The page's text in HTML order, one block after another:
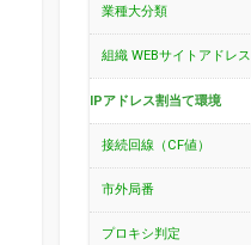
業種大分類
組織 WEBサイトアドレス
IPアドレス割当て環境
接続回線（CF値）
市外局番
プロキシ判定